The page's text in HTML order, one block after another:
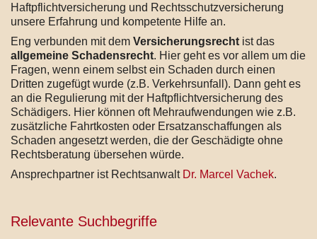
Haftpflichtversicherung und Rechtsschutzversicherung
unsere Erfahrung und kompetente Hilfe an.
Eng verbunden mit dem Versicherungsrecht ist das
allgemeine Schadensrecht. Hier geht es vor allem um die
Fragen, wenn einem selbst ein Schaden durch einen
Dritten zugefügt wurde (z.B. Verkehrsunfall). Dann geht es
an die Regulierung mit der Haftpflichtversicherung des
Schädigers. Hier können oft Mehraufwendungen wie z.B.
zusätzliche Fahrtkosten oder Ersatzanschaffungen als
Schaden angesetzt werden, die der Geschädigte ohne
Rechtsberatung übersehen würde.
Ansprechpartner ist Rechtsanwalt Dr. Marcel Vachek.
Relevante Suchbegriffe